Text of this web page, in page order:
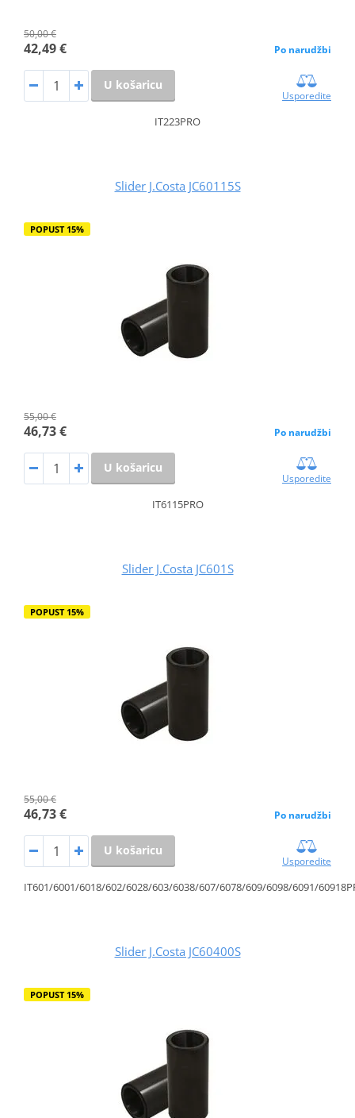
50,00 €
42,49 € Po narudžbi
U košaricu
Usporedite
IT223PRO
Slider J.Costa JC60115S
POPUST 15%
55,00 €
46,73 € Po narudžbi
U košaricu
Usporedite
IT6115PRO
Slider J.Costa JC601S
POPUST 15%
55,00 €
46,73 € Po narudžbi
U košaricu
Usporedite
IT601/6001/6018/602/6028/603/6038/607/6078/609/6098/6091/
Slider J.Costa JC60400S
POPUST 15%